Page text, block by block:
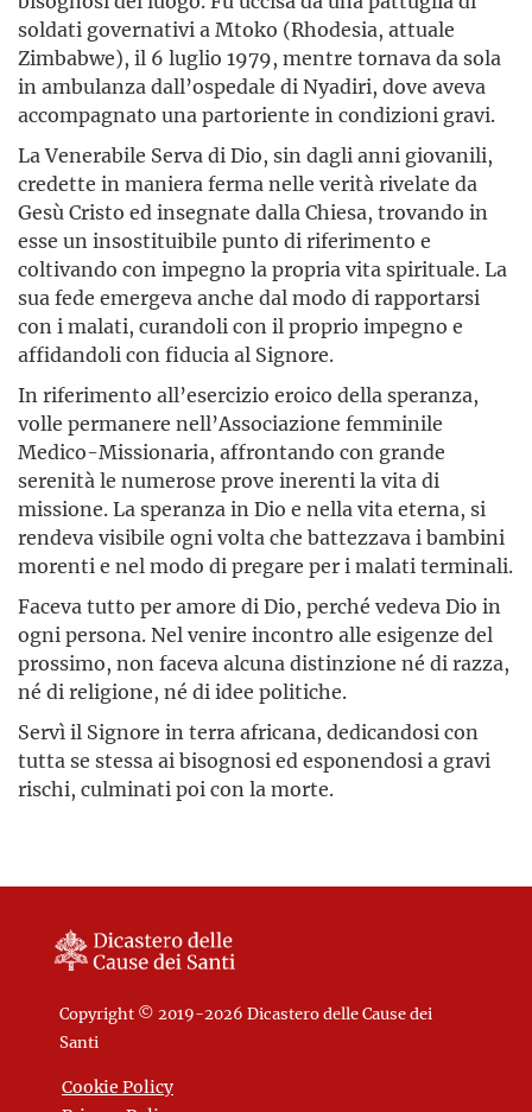
soldati governativi a Mtoko (Rhodesia, attuale
Zimbabwe), il 6 luglio 1979, mentre tornava da sola
in ambulanza dall’ospedale di Nyadiri, dove aveva
accompagnato una partoriente in condizioni gravi.
La Venerabile Serva di Dio, sin dagli anni giovanili,
credette in maniera ferma nelle verità rivelate da
Gesù Cristo ed insegnate dalla Chiesa, trovando in
esse un insostituibile punto di riferimento e
coltivando con impegno la propria vita spirituale. La
sua fede emergeva anche dal modo di rapportarsi
con i malati, curandoli con il proprio impegno e
affidandoli con fiducia al Signore.
In riferimento all’esercizio eroico della speranza,
volle permanere nell’Associazione femminile
Medico-Missionaria, affrontando con grande
serenità le numerose prove inerenti la vita di
missione. La speranza in Dio e nella vita eterna, si
rendeva visibile ogni volta che battezzava i bambini
morenti e nel modo di pregare per i malati terminali.
Faceva tutto per amore di Dio, perché vedeva Dio in
ogni persona. Nel venire incontro alle esigenze del
prossimo, non faceva alcuna distinzione né di razza,
né di religione, né di idee politiche.
Servì il Signore in terra africana, dedicandosi con
tutta se stessa ai bisognosi ed esponendosi a gravi
rischi, culminati poi con la morte.
Copyright © 2019-2026 Dicastero delle Cause dei
Santi
Cookie Policy